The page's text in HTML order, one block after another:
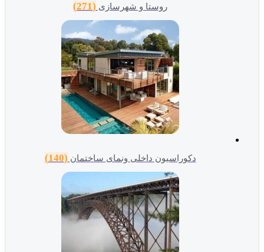
روستا و شهرسازی(271)
دکوراسیون داخلی ونمای ساختمان(140)